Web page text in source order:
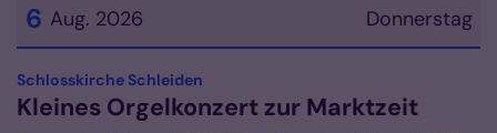
Donnerstag
6 Aug. 2026
Datum: 6. August 2026
Schlosskirche Schleiden
Kleines Orgelkonzert zur Marktzeit